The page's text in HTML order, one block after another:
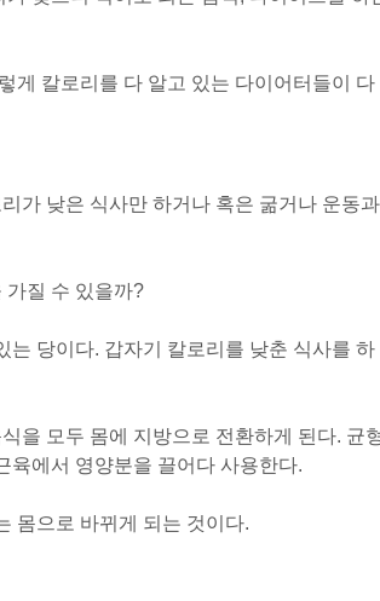
게 칼로리를 다 알고 있는 다이어터들이 다
가 낮은 식사만 하거나 혹은 굶거나 운동과
가질 수 있을까?
는 당이다. 갑자기 칼로리를 낮춘 식사를 하
을 모두 몸에 지방으로 전환하게 된다. 균
육에서 영양분을 끌어다 사용한다.
몸으로 바뀌게 되는 것이다.